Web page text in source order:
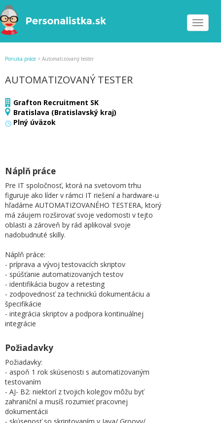
Toggle
Ponuka práce > Automatizovaný tester
AUTOMATIZOVANÝ TESTER
Grafton Recruitment SK
Bratislava (Bratislavský kraj)
Plný úväzok
Náplň práce
Pre IT spoločnosť, ktorá na svetovom trhu
figuruje ako líder v rámci IT riešení a hardware-u
hľadáme AUTOMATIZOVANÉHO TESTERA, ktorý
má záujem rozširovať svoje vedomosti v tejto
oblasti a zároveň by rád aplikoval svoje
nadobudnuté skilly.
Náplň práce:
- príprava a vývoj testovacích skriptov
- spúšťanie automatizovaných testov
- identifikácia bugov a retesting
- zodpovednosť za technickú dokumentáciu a
špecifikácie
- integrácia skriptov a podpora kontinuálnej
integrácie
Požiadavky
Požiadavky:
- aspoň 1 rok skúsenosti s automatizovaným
testovaním
- AJ- B2: niektorí z tvojich kolegov môžu byť
zahraniční a musíš rozumieť pracovnej
dokumentácii